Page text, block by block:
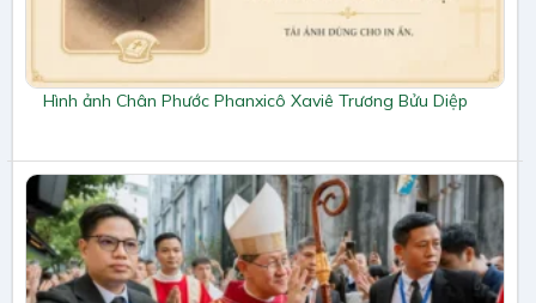
Hình ảnh Chân Phước Phanxicô Xaviê Trương Bửu Diệp